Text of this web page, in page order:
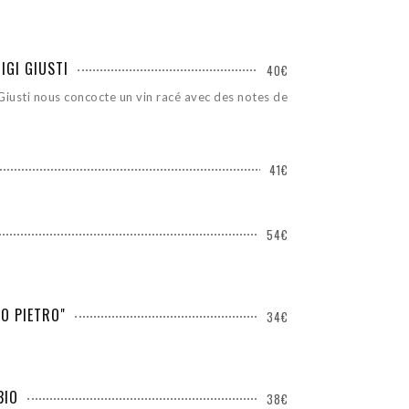
GIUSTI 40€
nous concocte un vin racé avec des notes de
41€
54€
PIETRO" 34€
38€